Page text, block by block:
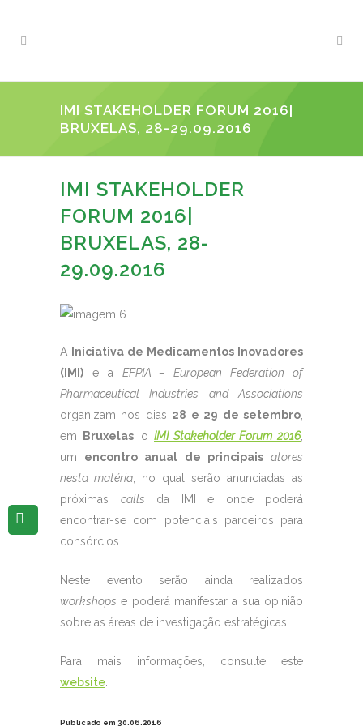
IMI STAKEHOLDER FORUM 2016|
BRUXELAS, 28-29.09.2016
IMI STAKEHOLDER
FORUM 2016|
BRUXELAS, 28-
29.09.2016
A
Iniciativa de Medicamentos Inovadores
(IMI) e a EFPIA – European Federation of
Pharmaceutical Industries and Associations
organizam nos dias 28 e 29 de setembro
em
Bruxelas, oIMI Stakeholder Forum 2016,
um encontro anual de principais atores
nesta matéria , no qual serão anunciadas as
próximas calls da IMI e onde poderá
encontrar-se com potenciais parceiros para
consórcios.
Neste evento serão ainda realizados
workshops e poderá manifestar a sua opinião
sobre as áreas de investigação estratégicas.
Para mais informações, consulte este
website
Publicado em 30.06.2016